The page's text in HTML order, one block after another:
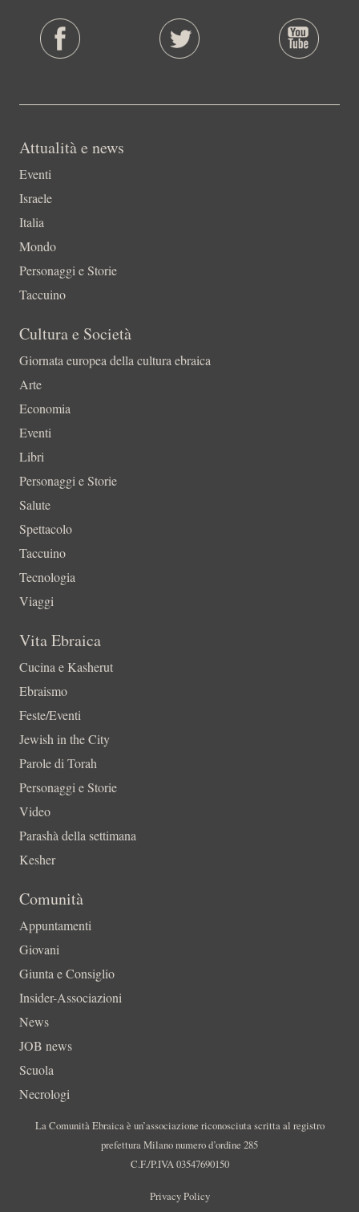
Attualità e news
Eventi
Israele
Italia
Mondo
Personaggi e Storie
Taccuino
Cultura e Società
Giornata europea della cultura ebraica
Arte
Economia
Eventi
Libri
Personaggi e Storie
Salute
Spettacolo
Taccuino
Tecnologia
Viaggi
Vita Ebraica
Cucina e Kasherut
Ebraismo
Feste/Eventi
Jewish in the City
Parole di Torah
Personaggi e Storie
Video
Parashà della settimana
Kesher
Comunità
Appuntamenti
Giovani
Giunta e Consiglio
Insider-Associazioni
News
JOB news
Scuola
Necrologi
La Comunità Ebraica è un’associazione riconosciuta scritta al registro
prefettura Milano numero d’ordine 285
C.F./P.IVA 03547690150
Privacy Policy